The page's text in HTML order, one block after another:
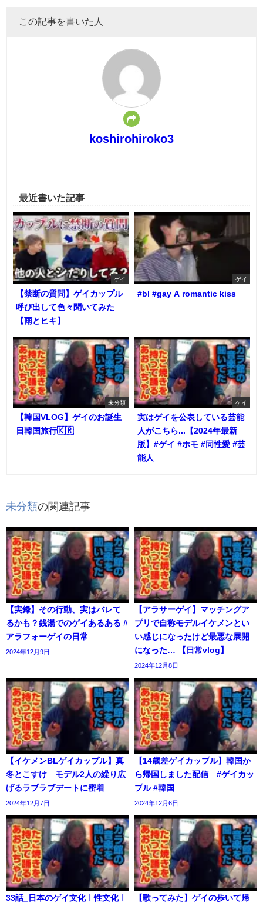
この記事を書いた人
koshirohiroko3
最近書いた記事
ゲイ
【禁断の質問】ゲイカップル
呼び出して色々聞いてみた
【雨とヒキ】
ゲイ
#bl #gay A romantic kiss
未分類
【韓国VLOG】ゲイのお誕生
日韓国旅行🇰🇷
ゲイ
実はゲイを公表している芸能
人がこちら...【2024年最新
版】#ゲイ #ホモ #同性愛 #芸
能人
未分類の関連記事
【実録】その行動、実はバレて
るかも？銭湯でのゲイあるある #
アラフォーゲイの日常
2024年12月9日
【アラサーゲイ】マッチングア
プリで自称モデルイケメンとい
い感じになったけど最悪な展開
になった… 【日常vlog】
2024年12月8日
【イケメンBLゲイカップル】真
冬とこすけ モデル2人の繰り広
げるラブラブデートに密着
2024年12月7日
【14歳差ゲイカップル】韓国か
ら帰国しました配信 #ゲイカッ
プル #韓国
2024年12月6日
33話_日本のゲイ文化ㅣ性文化ㅣ
【歌ってみた】ゲイの歩いて帰